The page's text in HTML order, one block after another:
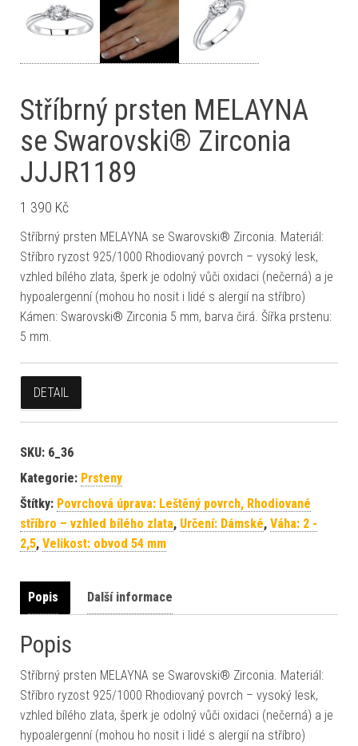
Stříbrný prsten MELAYNA
se Swarovski® Zirconia
JJJR1189
1 390 Kč
Stříbrný prsten MELAYNA se Swarovski® Zirconia. Materiál:
Stříbro ryzost 925/1000 Rhodiovaný povrch – vysoký lesk,
vzhled bílého zlata, šperk je odolný vůči oxidaci (nečerná) a je
hypoalergenní (mohou ho nosit i lidé s alergií na stříbro)
Kámen: Swarovski® Zirconia 5 mm, barva čirá. Šířka prstenu:
5 mm.
DETAIL
SKU: 6_36
Kategorie: Prsteny
Štítky: Povrchová úprava: Leštěný povrch, Rhodiované
stříbro – vzhled bílého zlata, Určení: Dámské, Váha: 2 -
2,5, Velikost: obvod 54 mm
Popis Další informace
Popis
Stříbrný prsten MELAYNA se Swarovski® Zirconia. Materiál:
Stříbro ryzost 925/1000 Rhodiovaný povrch – vysoký lesk,
vzhled bílého zlata, šperk je odolný vůči oxidaci (nečerná) a je
hypoalergenní (mohou ho nosit i lidé s alergií na stříbro)